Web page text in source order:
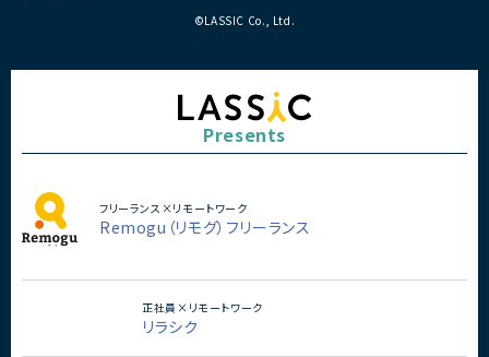
©LASSIC Co., Ltd.
Presents
フリーランス×リモートワーク
Remogu（リモグ）フリーランス
正社員×リモートワーク
リラシク